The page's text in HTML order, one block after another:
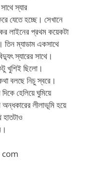
স্যার
যেতে হচ্ছে। সেখানে
লাইনের প্রথম কয়েকটা
তিন ম্যাডাম একসাথে
স্যারের সাথে।
খুশিই ছিলো।
বলছে নিচু স্বরে।
হেলিয়ে ঘুমিয়ে
লীলাভূমি হয়ে
com